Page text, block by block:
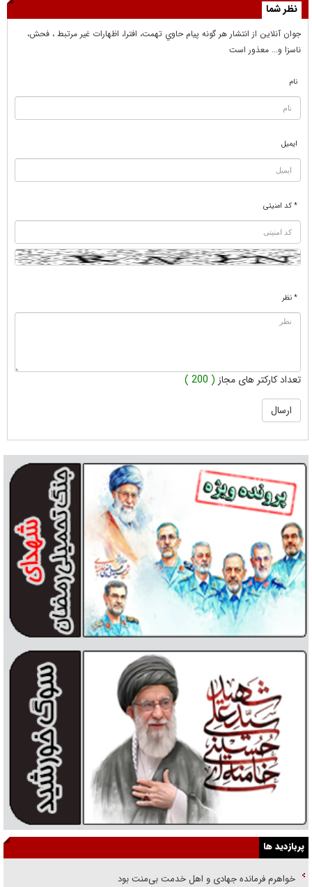
نظر شما
جوان آنلاين از انتشار هر گونه پيام حاوي تهمت، افترا، اظهارات غير مرتبط ، فحش،
ناسزا و... معذور است
نام
ایمیل
* کد امنیتی
* نظر
تعداد کارکتر های مجاز ( 200 )
پربازدید ها
خواهرم فرمانده جهادی و اهل خدمت بی‌منت بود